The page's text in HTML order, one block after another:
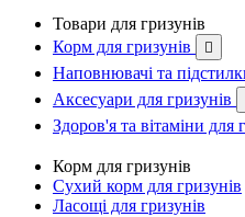
Товари для гризунів
Корм для гризунів

Наповнювачі та
Аксесуари для гризунів
Здоров'я та вітаміни для
Корм для гризунів
Сухий корм для гризунів
Ласощі для гризунів